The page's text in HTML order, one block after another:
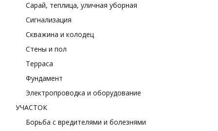
Сарай, теплица, уличная уборная
Сигнализация
Скважина и колодец
Стены и пол
Терраса
Фундамент
Электропроводка и оборудование
УЧАСТОК
Борьба с вредителями и болезнями